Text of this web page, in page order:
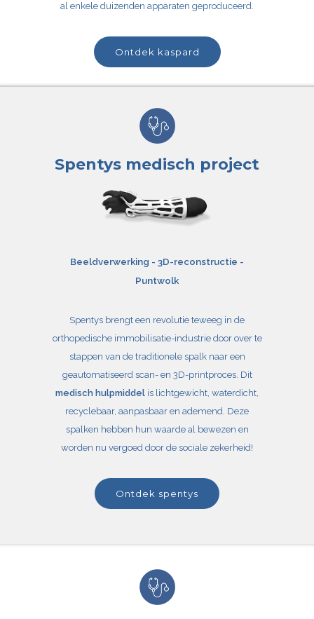
al enkele duizenden apparaten geproduceerd.
ontdek kaspard
Spentys brengt een revolutie teweeg in de
orthopedische immobilisatie-industrie door over te
stappen van de traditionele spalk naar een
geautomatiseerd scan- en 3D-printproces. Dit
medisch hulpmiddel is lichtgewicht, waterdicht,
recyclebaar, aanpasbaar en ademend. Deze
spalken hebben hun waarde al bewezen en
worden nu vergoed door de sociale zekerheid!
ontdek spentys
Spentys medisch project
Beeldverwerking - 3D-reconstructie -
Puntwolk